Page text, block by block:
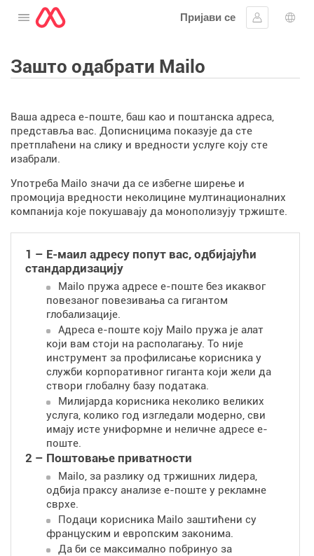
Отворите мени
Пријави се
Пријавите
Зашто одабрати Mailo
Ваша адреса е-поште, баш као и поштанска адреса,
представља вас. Дописницима показује да сте
претплаћени на слику и вредности услуге коју сте
изабрали.
Употреба Mailo значи да се избегне ширење и
промоција вредности неколицине мултинационалних
компанија које покушавају да монополизују тржиште.
1 – Е-маил адресу попут вас, одбијајући
стандардизацију
Mailo пружа адресе е-поште без икаквог
повезаног повезивања са гигантом
глобализације.
Адреса е-поште коју Mailo пружа је алат
који вам стоји на располагању. То није
инструмент за профилисање корисника у
служби корпоративног гиганта који жели да
створи глобалну базу података.
Милијарда корисника неколико великих
услуга, колико год изгледали модерно, сви
имају исте униформне и неличне адресе е-
поште.
2 – Поштовање приватности
Mailo, за разлику од тржишних лидера,
одбија праксу анализе е-поште у рекламне
сврхе.
Подаци корисника Mailo заштићени су
француским и европским законима.
Да би се максимално побринуо за